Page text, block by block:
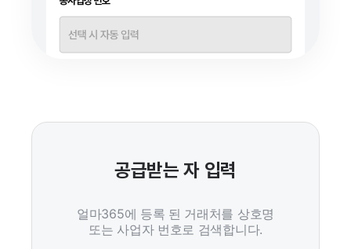
공급받는 자 입력
얼마365에 등록 된 거래처를 상호명
또는 사업자 번호로 검색합니다.